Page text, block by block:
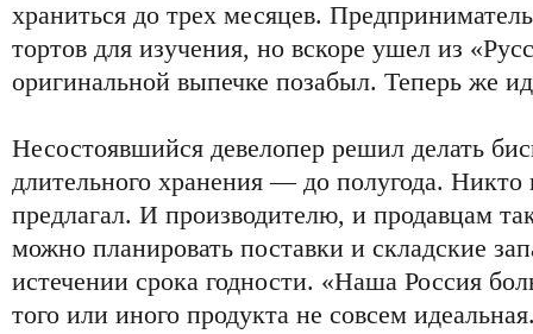
храниться до трех месяцев.
тортов для изучения, но вскоре ушел из
оригинальной выпечке позабыл. Теперь же
Несостоявшийся девелопер решил делать
длительного хранения — до полугода. Никто
предлагал. И производителю, и продавцам
можно планировать поставки и складские
истечении срока годности. «Наша Россия
того или иного продукта не совсем